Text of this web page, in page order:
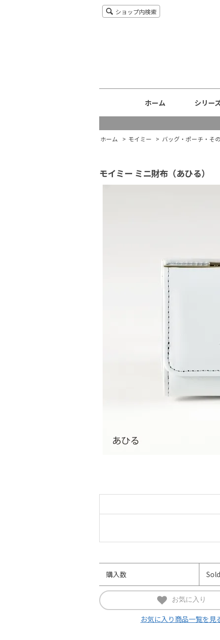
ショップ内検索
ホーム シリー
ホーム > モイミー > バッグ・ポーチ・そ
モイミー ミニ財布（あひる）
購入数
お気に入り
お気に入り商品一覧を見